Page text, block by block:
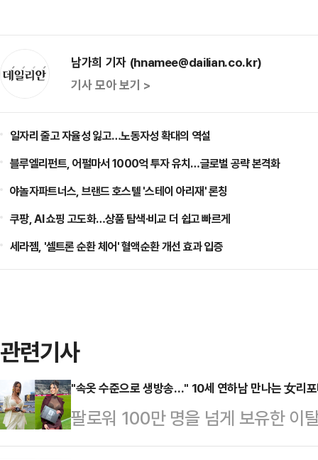
남가희 기자 (hnamee@dailian.co.kr)
기사 모아 보기 >
일자리 줄고 자율성 잃고…노동자성 확대의 역설
블루엘리펀트, 어펄마서 1000억 투자 유치…글로벌 공략 본격화
야놀자파트너스, 브랜드 호스텔 '스테이 아리재' 론칭
쿠팡, AI 쇼핑 고도화…상품 탐색·비교 더 쉽고 빠르게
세라젬, '셀트론 순환 체어' 혈액순환 개선 효과 입증
관련기사
"속옷 수준으로 생방송…" 10세 연하남 만나는 女리
팔로워 100만 명을 넘게 보유한 이
나의 과한 노출 의상이 화제의 중